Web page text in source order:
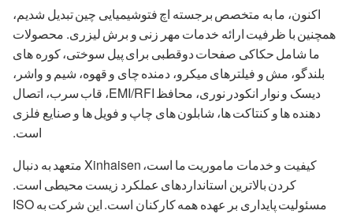
اکنون، ما به متخصص برجسته اچ فتوشیمیایی چین تبدیل شدیم،
با ظرفیت ارائه خدمات مهر زنی و برش لیزری. محصولات
ما شامل حکاکی صفحات دوقطبی برای پیل سوختی، کوره های
بلندگو، مش و فیلترهای میکرو، دمنده چای و قهوه، شیم و واشر،
دیسک و نوار انکودر نوری، محافظ EMI/RFI، قاب سرب، اتصال
دهنده ها و کنتاکت ها، شابلون های چاپ و فویل ها و صنایع فلزی
است.
کیفیت و خدمات ماموریت ما است، Xinhaisen متعهد به دنبال
کردن بالاترین استانداردهای عملکرد زیست محیطی است.
مسئولیت پایداری بر عهده همه کارکنان است. این شرکت به ISO